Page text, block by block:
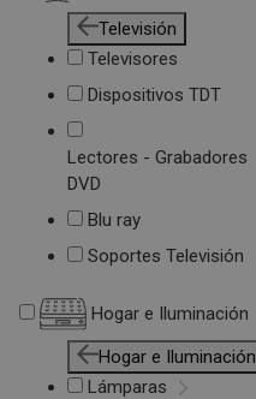
Televisión
Televisores
Dispositivos TDT
Lectores - Grabadores
DVD
Blu ray
Soportes Televisión
Hogar e Iluminación
Hogar e Iluminación
Lámparas